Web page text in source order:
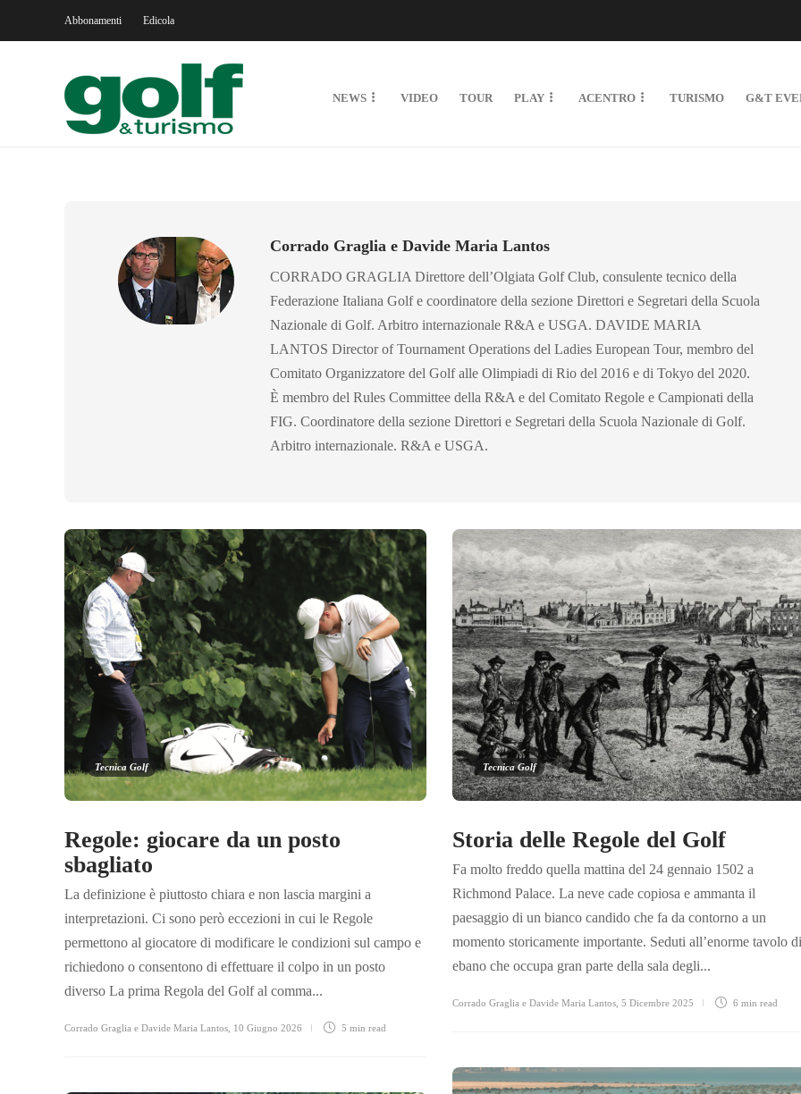
Abbonamenti Edicola
NEWS VIDEO TOUR PLAY ACENTRO TURISMO G&T
Corrado Graglia e Davide Maria Lantos
CORRADO GRAGLIA Direttore dell’Olgiata Golf Club, consulente tecnico della
Federazione Italiana Golf e coordinatore della sezione Direttori e Segretari della Scuola
Nazionale di Golf. Arbitro internazionale R&A e USGA. DAVIDE MARIA
LANTOS Director of Tournament Operations del Ladies European Tour, membro del
Comitato Organizzatore del Golf alle Olimpiadi di Rio del 2016 e di Tokyo del 2020.
È membro del Rules Committee della R&A e del Comitato Regole e Campionati della
FIG. Coordinatore della sezione Direttori e Segretari della Scuola Nazionale di Golf.
Arbitro internazionale. R&A e USGA.
Tecnica Golf
Regole: giocare da un posto
sbagliato
La definizione è piuttosto chiara e non lascia margini a
interpretazioni. Ci sono però eccezioni in cui le Regole
permettono al giocatore di modificare le condizioni sul campo e
richiedono o consentono di effettuare il colpo in un posto
diverso La prima Regola del Golf al comma...
Corrado Graglia e Davide Maria Lantos 10 Giugno 2026 5 min read
Tecnica Golf
Storia delle Regole del Golf
Fa molto freddo quella mattina del 24 gennaio 1502 a
Richmond Palace. La neve cade copiosa e ammanta il
paesaggio di un bianco candido che fa da contorno a un
momento storicamente importante. Seduti all’enorme tavolo di
ebano che occupa gran parte della sala degli...
Corrado Graglia e Davide Maria Lantos 5 Dicembre 2025 6 min read